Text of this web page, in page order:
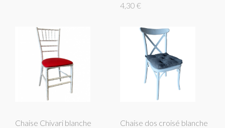
4,30 €
Chaise Chivari blanche
Chaise dos croisé blanche